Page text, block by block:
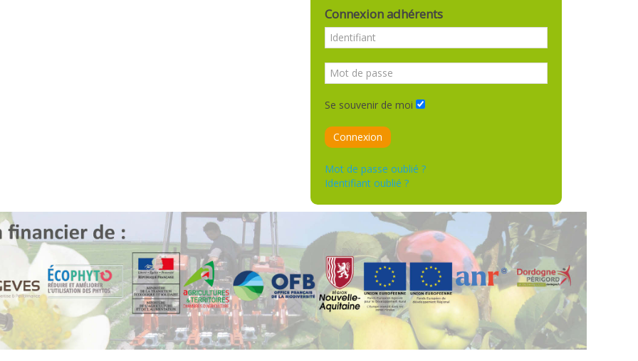
Connexion adhérents
Se souvenir de moi
Connexion
Mot de passe oublié ?
Identifiant oublié ?